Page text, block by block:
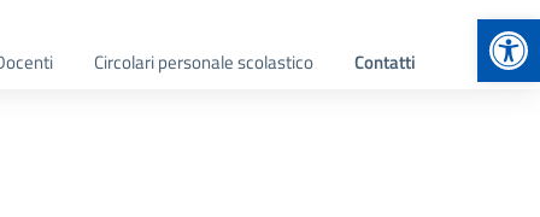
Circolari personale scolastico Contatti